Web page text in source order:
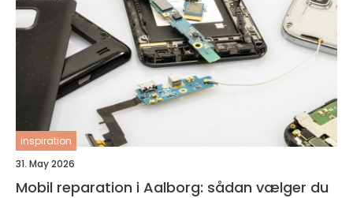
inspiration
31. May 2026
Mobil reparation i Aalborg: sådan vælger du